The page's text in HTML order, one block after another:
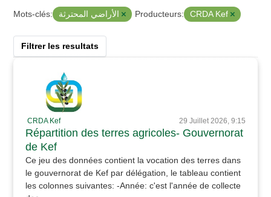
Mots-clés: الأراضي المحترثة Producteurs: CRDA Kef
Filtrer les resultats
CRDA Kef 29 Juillet 2026, 9:15
Répartition des terres agricoles- Gouvernorat
de Kef
Ce jeu des données contient la vocation des terres dans
le gouvernorat de Kef par délégation, le tableau contient
les colonnes suivantes: -Année: c'est l'année de collecte